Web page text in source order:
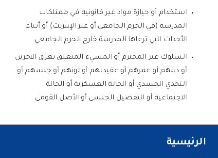
استخدام أو حيازة مواد غير قانونية في ممتلكات
المدرسة (في الحرم الجامعي أو عبر الإنترنت) أو أثناء
الأحداث التي ترعاها المدرسة خارج الحرم الجامعي.
السلوك غير المحترم أو المسيء المتعلق بعرق الآخرين
أو دينهم أو عمرهم أو عقيدتهم أو لونهم أو جنسهم أو
التحدي الجسدي أو الحالة العسكرية أو الحالة
الاجتماعية أو التفضيل الجنسي أو الأصل القومي.
الرئيسية